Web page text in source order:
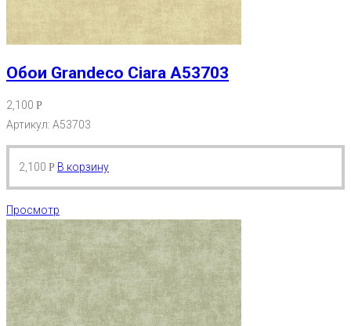
Обои Grandeco Ciara A53703
2,100 Р
Артикул: A53703
2,100 Р В корзину
Просмотр